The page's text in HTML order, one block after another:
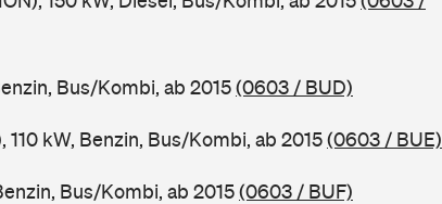
Bus/Kombi, ab 2015(0603 / BUD)
kW, Benzin, Bus/Kombi, ab 2015(0603 / BUE)
Bus/Kombi, ab 2015(0603 / BUF)